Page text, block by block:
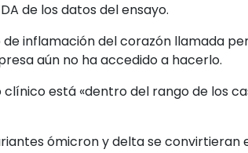
de los datos del ensayo.
de inflamación del corazón llamada
aún no ha accedido a hacerlo.
está «dentro del rango de los
ómicron y delta se convirtieran